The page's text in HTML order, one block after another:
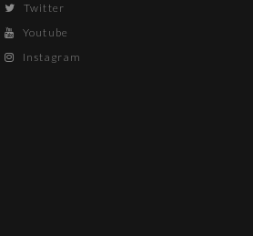
Twitter
Youtube
Instagram